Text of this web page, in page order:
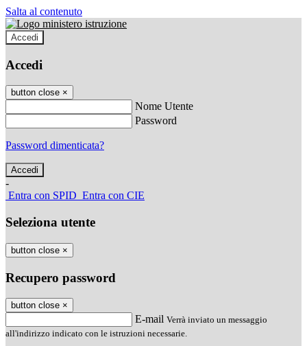
Salta al contenuto
Accedi
Accedi
button close ×
Nome Utente
Password
Password dimenticata?
-
Entra con SPID Entra con CIE
Seleziona utente
button close ×
Recupero password
button close ×
E-mail Verrà inviato un messaggio
all'indirizzo indicato con le istruzioni necessarie.